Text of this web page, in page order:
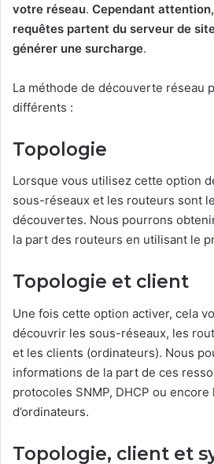
votre réseau. Cependant attention,
requêtes partent du serveur de
générer une surcharge.
La méthode de découverte réseau
différents :
Topologie
Lorsque vous utilisez cette option
sous-réseaux et les routeurs sont
découvertes. Nous pourrons
la part des routeurs en utilisant le
Topologie et client
Une fois cette option activer, cela
découvrir les sous-réseaux, les
et les clients (ordinateurs). Nous
informations de la part de ces
protocoles SNMP, DHCP ou
d’ordinateurs.
Topologie, client et